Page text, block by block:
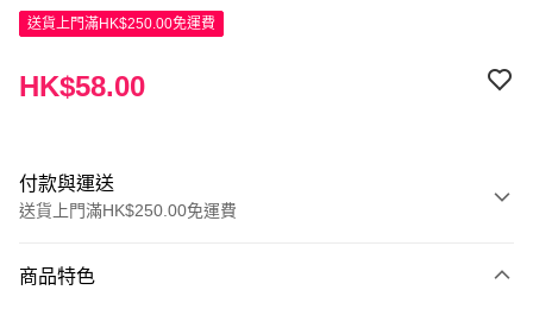
送貨上門滿HK$250.00免運費
HK$58.00
付款與運送
送貨上門滿HK$250.00免運費
信用卡
商品特色